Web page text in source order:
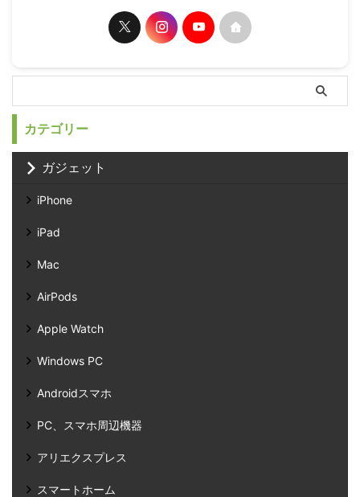
カテゴリー
ガジェット
iPhone
iPad
Mac
AirPods
Apple Watch
Windows PC
Androidスマホ
PC、スマホ周辺機器
アリエクスプレス
スマートホーム